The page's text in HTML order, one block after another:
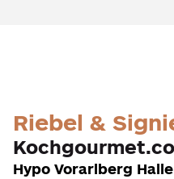
Riebel &
Hypo Vorarlberg